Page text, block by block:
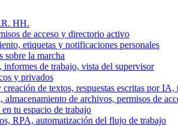
HH.
de acceso y directorio activo
etiquetas y notificaciones personales
sobre la marcha
de trabajo, vista del supervisor
y privados
de textos, respuestas escritas por
de archivos, permisos de
tu espacio de trabajo
RPA, automatización del flujo de trabajo